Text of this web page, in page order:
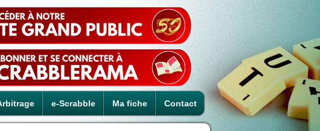
e-Scrabble Ma fiche Contact